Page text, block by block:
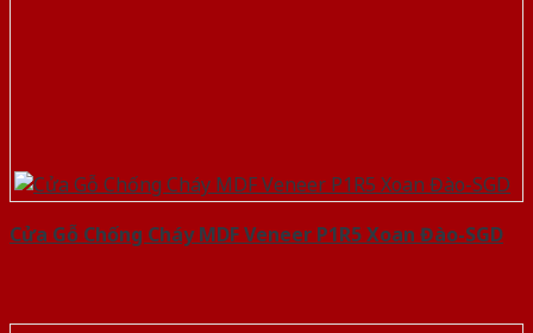
Cửa Gỗ Chống Cháy MDF Veneer P1R5 Xoan Đào-SGD